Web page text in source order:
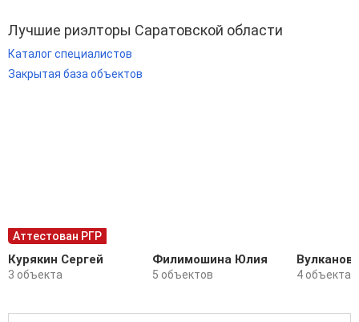
Лучшие риэлторы Саратовской области
Каталог специалистов
Закрытая база объектов
Аттестован РГР
Курякин Сергей
3 объекта
Филимошина Юлия
5 объектов 4 объекта